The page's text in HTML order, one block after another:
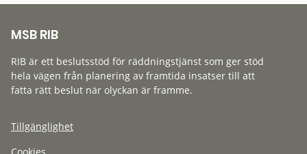
MSB RIB
RIB är ett beslutsstöd för räddningstjänst som ger stöd
hela vägen från planering av framtida insatser till att
fatta rätt beslut när olyckan är framme.
Tillgänglighet